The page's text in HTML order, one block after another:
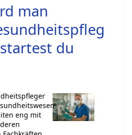
man
du
eng mit